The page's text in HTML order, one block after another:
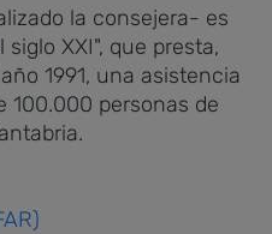
la consejera- es
XXI", que presta,
1991, una asistencia
100.000 personas de